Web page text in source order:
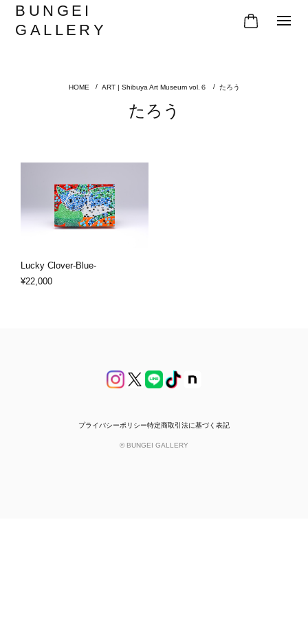
BUNGEI
GALLERY
ART | Shibuya Art Museum vol.６ たろう
たろう
Lucky Clover-Blue-
¥22,000
プライバシーポリシー特定商取引法に基づく表記
© BUNGEI GALLERY